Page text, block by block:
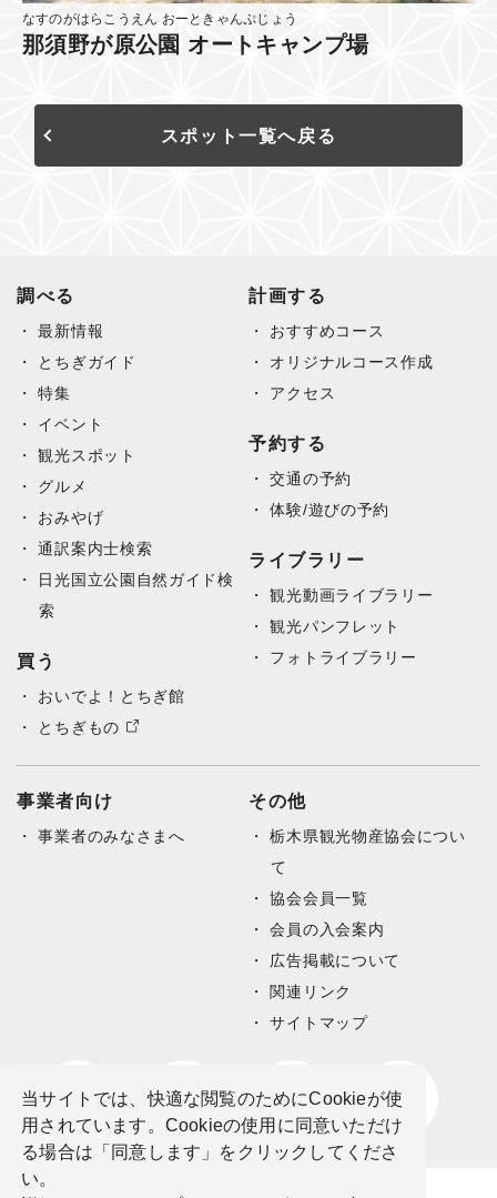
当サイトでは、快適な閲覧のためにCookieが使
用されています。Cookieの使用に同意いただけ
る場合は「同意します」をクリックしてくださ
い。
なすのがはらこうえん おーときゃんぷじょう
那須野が原公園 オートキャンプ場
スポット一覧へ戻る
調べる
最新情報
とちぎガイド
特集
イベント
観光スポット
グルメ
おみやげ
通訳案内士検索
日光国立公園自然ガイド検
索
買う
おいでよ！とちぎ館
とちぎもの
計画する
おすすめコース
オリジナルコース作成
アクセス
予約する
交通の予約
体験/遊びの予約
ライブラリー
観光動画ライブラリー
観光パンフレット
フォトライブラリー
事業者向け
事業者のみなさまへ
その他
栃木県観光物産協会につい
て
協会会員一覧
会員の入会案内
広告掲載について
関連リンク
サイトマップ